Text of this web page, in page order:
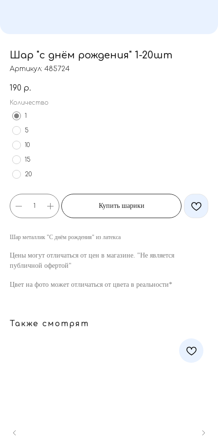
Шар "с днём рождения" 1-20шт
Артикул: 485724
190 р.
Количество
1
5
10
15
20
Купить шарики
Шар металлик "С днём рождения" из латекса
Цены могут отличаться от цен в магазине. "Не является
публичной офертой"
Цвет на фото может отличаться от цвета в реальности*
Также смотрят